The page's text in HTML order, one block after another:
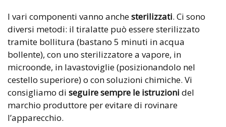
I vari componenti vanno anchesterilizzati. Ci sono
diversi metodi: il tiralatte può essere sterilizzato
tramite bollitura (bastano 5 minuti in acqua
bollente), con uno sterilizzatore a vapore, in
microonde, in lavastoviglie (posizionandolo nel
cestello superiore) o con soluzioni chimiche. Vi
consigliamo di seguire sempre le istruzioni del
marchio produttore per evitare di rovinare
l’apparecchio.